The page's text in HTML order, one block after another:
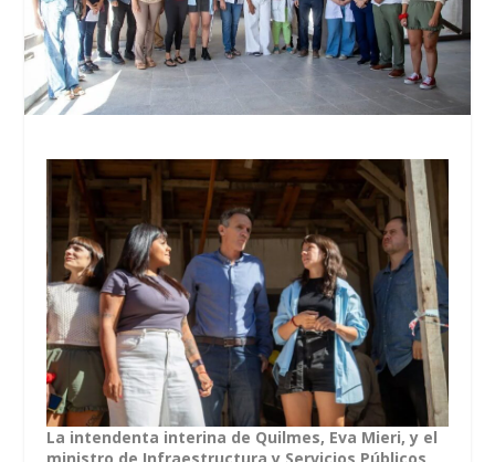
La intendenta interina de Quilmes, Eva Mieri, y el